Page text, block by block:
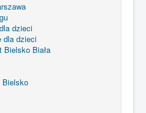
dzieci
dla dzieci
Bielsko Biała
Bielsko